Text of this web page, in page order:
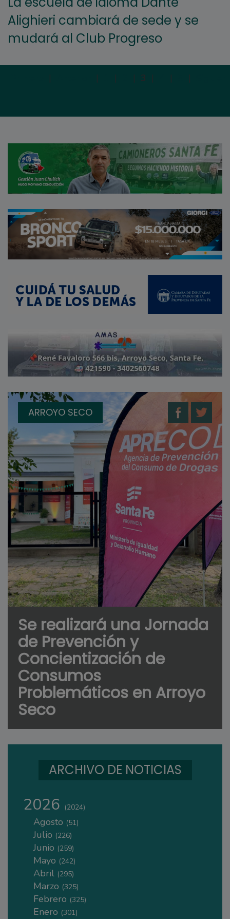
Alighieri cambiará de sede y se
mudará al Club Progreso
| | | | 3 | | |
ARROYO SECO
Se realizará una Jornada
de Prevención y
Concientización de
Consumos
Problemáticos en Arroyo
Seco
ARCHIVO DE NOTICIAS
2026 (2024)
Agosto (51)
Julio (226)
Junio (259)
Mayo (242)
Abril (295)
Marzo (325)
Febrero (325)
Enero (301)